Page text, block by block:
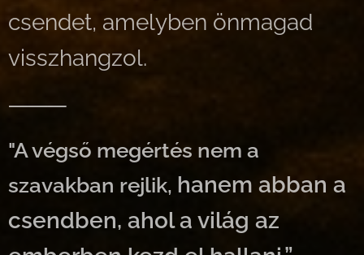
csendet, amelyben önmagad
visszhangzol.
⸻
"A végső megértés nem a
szavakban rejlik, hanem abban a
csendben, ahol a világ az